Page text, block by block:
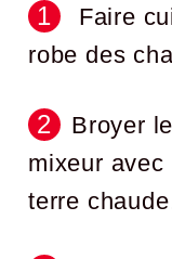
Faire
robe des
Broyer
mixeur
terre